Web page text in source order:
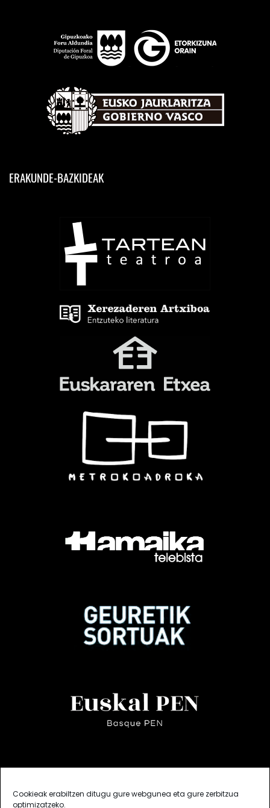
Cookieak erabiltzen ditugu gure webgunea eta gure zerbitzua
optimizatzeko.
ERAKUNDE-BAZKIDEAK